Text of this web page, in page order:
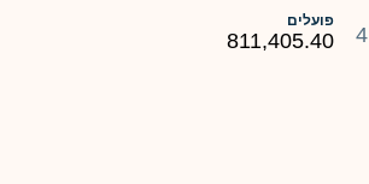
4
פועלים
811,405.40